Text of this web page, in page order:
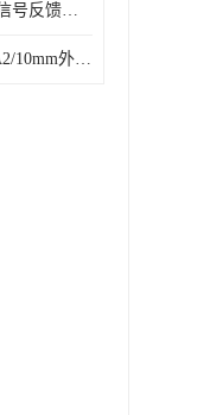
HCGK8036B 阀位信号反馈装置 限位开关
速度开关XD-TC-A2/10mm外形图